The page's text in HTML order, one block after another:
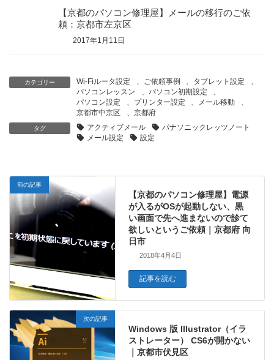
【京都のパソコン修理屋】メールの移行のご依
頼：京都市左京区
2017年1月11日
カテゴリー Wi-Fiルータ設定 、 ご依頼事例 、 タブレット設定
、
パソコンレッスン
、 パソコン初期設定
、
パソコン設定
、 プリンター設定 、 メール移動
、
京都市中京区
、 京都府
タグ アクティブメール
パナソニックレッツノート
メール設定
設定
前の記事
【京都のパソコン修理屋】電源
が入るがOSが起動しない、黒
い画面で先へ進まないので診て
欲しいというご依頼｜京都府 向
日市
2018年4月4日
記事を読む
次の記事
Windows 版 Illustrator（イラ
ストレーター） CS6が開かない
｜京都市伏見区